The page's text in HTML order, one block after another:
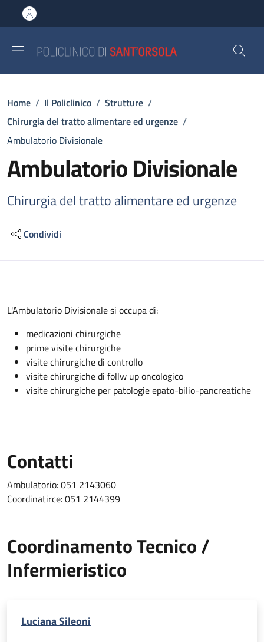
al contenuto principale
to footer content
Briciole di pane
Home / Il Policlinico / Strutture /
Chirurgia del tratto alimentare ed urgenze /
Ambulatorio Divisionale
Ambulatorio Divisionale
Chirurgia del tratto alimentare ed urgenze
Condividi
L'Ambulatorio Divisionale si occupa di:
medicazioni chirurgiche
prime visite chirurgiche
visite chirurgiche di controllo
visite chirurgiche di follw up oncologico
visite chirurgiche per patologie epato-bilio-pancreatiche
Contatti
Ambulatorio: 051 2143060
Coordinatirce: 051 2144399
Coordinamento Tecnico /
Infermieristico
Luciana Sileoni